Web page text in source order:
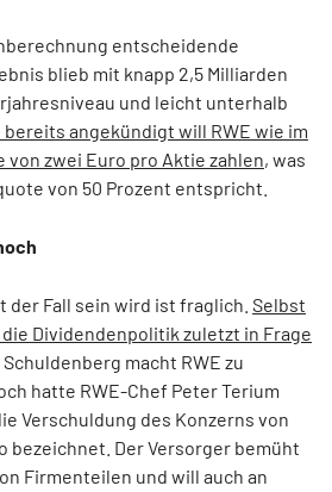
entscheidende
blieb mit knapp 2,5 Milliarden
und leicht unterhalb
bereits angekündigt will RWE wie im
von zwei Euro pro Aktie zahlen, was
von 50 Prozent entspricht.
der Fall sein wird ist fraglich. Selbst
Dividendenpolitik zuletzt in Frage
Schuldenberg macht RWE zu
hatte RWE-Chef Peter Terium
Verschuldung des Konzerns von
bezeichnet. Der Versorger bemüht
Firmenteilen und will auch an